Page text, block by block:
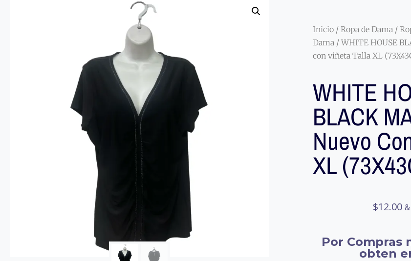
Inicio / Ropa de Dama /
Dama / WHITE HOUSE
con viñeta Talla XL
WHITE
BLACK
Nuevo
XL
$12.00
Por Compras
obten